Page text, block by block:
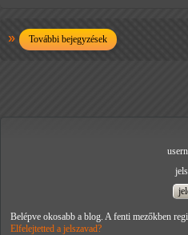
További bejegyzések
Belépve okosabb a blog. A fenti mezőkben
Elfelejtetted a jelszavad?